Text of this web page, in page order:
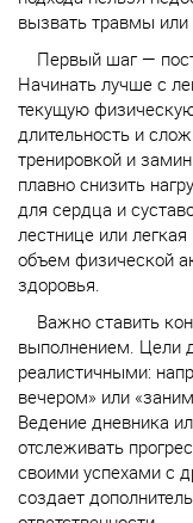
больными
Столы
Трости
Трости 3-
Ходунки
Ходунки
Фиксаторы
пояса
Отбойный
Паяльник
Пилы
Плиткорез
Степлер
Тепловая
Фрезер
Садовые
Главная
Каталог
Техника
Садовый
Блог
Правила
Доставка
Новости
Отзывы
Вопрос/ответ
Контакты
вызвать травмы или
Первый шаг —
Начинать лучше с
текущую
длительность и
тренировкой и
плавно снизить
для сердца и
лестнице или
объем физической
здоровья.
Важно ставить
выполнением.
реалистичными:
вечером» или
Ведение дневника
отслеживать
своими успехами с
создает